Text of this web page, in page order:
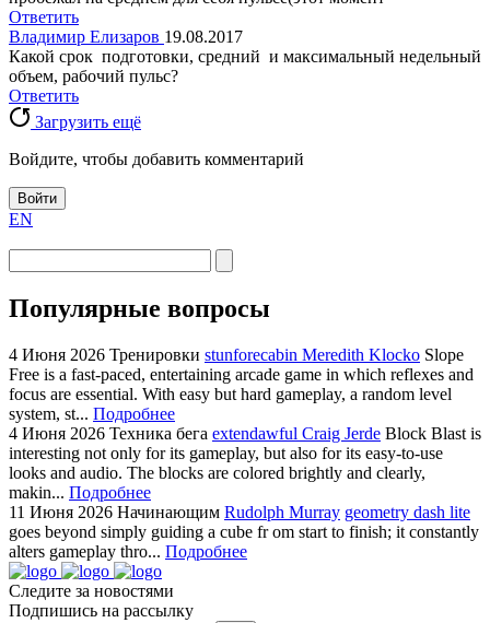
Ответить
Владимир Елизаров 19.08.2017
Какой срок подготовки, средний и максимальный недельный
объем, рабочий пульс?
Ответить
Загрузить ещё
Войдите, чтобы добавить комментарий
Войти
EN
Популярные вопросы
4 Июня 2026 Тренировки stunforecabin Meredith Klocko Slope
Free is a fast-paced, entertaining arcade game in which reflexes and
focus are essential. With easy but hard gameplay, a random level
system, st... Подробнее
4 Июня 2026 Техника бега extendawful Craig Jerde Block Blast is
interesting not only for its gameplay, but also for its easy-to-use
looks and audio. The blocks are colored brightly and clearly,
makin... Подробнее
11 Июня 2026 Начинающим Rudolph Murray geometry dash lite
goes beyond simply guiding a cube fr om start to finish; it constantly
alters gameplay thro... Подробнее
Следите за новостями
Подпишись на рассылку